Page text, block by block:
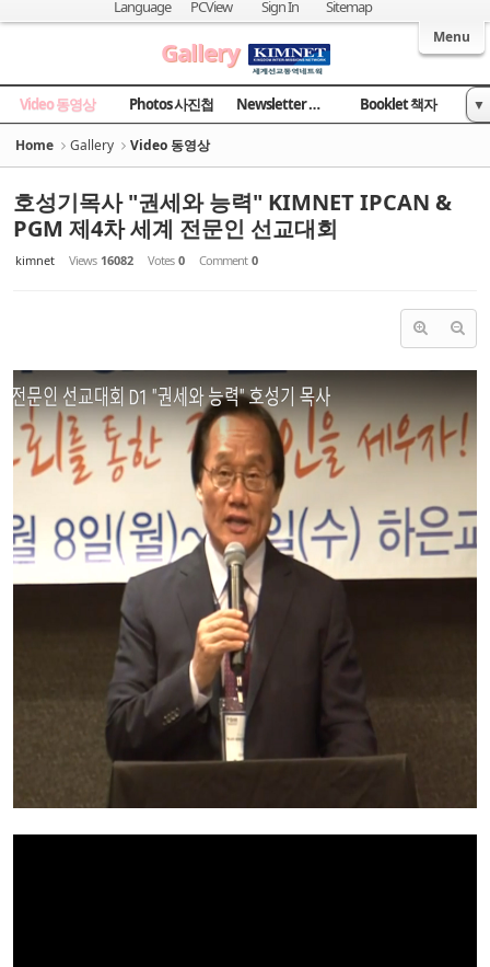
Welcome to Kingdom Inter-Missions Network
Language PCView Sign In Sitemap
Menu
Gallery
Video 동영상 Photos 사진첩 Newsletter 소식지 Booklet 책자
News 국민일보
▼
Home Gallery Video 동영상
호성기목사 "권세와 능력" KIMNET IPCAN &
PGM 제4차 세계 전문인 선교대회
kimnet Views 16082 Votes 0 Comment 0